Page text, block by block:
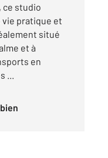
ce studio
pratique et
situé
et à
en